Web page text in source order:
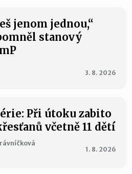
jenom jednou,“
stanový
3. 8. 2026
Při útoku zabito
včetně 11 dětí
1. 8. 2026